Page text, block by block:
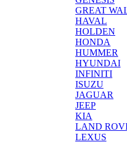
GREAT
HAVAL
HOLDEN
HONDA
HUMMER
HYUNDAI
INFINITI
ISUZU
JAGUAR
JEEP
KIA
LAND
LEXUS